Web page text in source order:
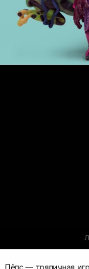
Пёпс — тряпичная